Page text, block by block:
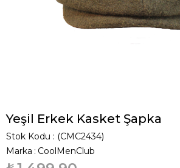
Yeşil Erkek Kasket Şapka
Stok Kodu
(CMC2434)
Marka : CoolMenClub